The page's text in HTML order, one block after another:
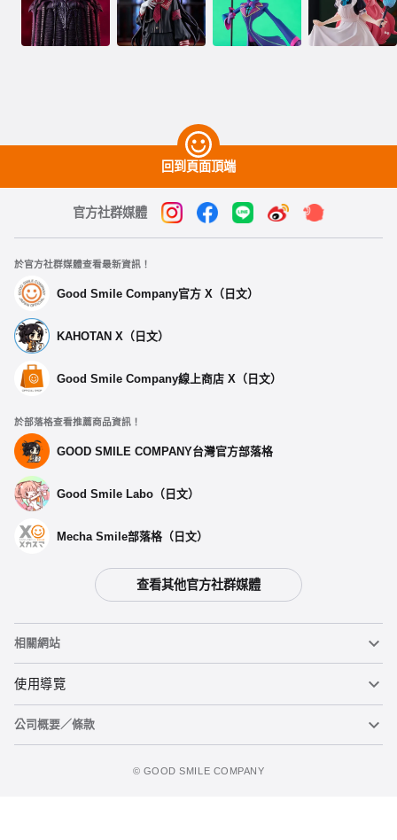
回到頁面頂端
官方社群媒體
於官方社群媒體查看最新資訊！
Good Smile Company官方 X（日文）
KAHOTAN X（日文）
Good Smile Company線上商店 X（日文）
於部落格查看推薦商品資訊！
GOOD SMILE COMPANY台灣官方部落格
Good Smile Labo（日文）
Mecha Smile部落格（日文）
查看其他官方社群媒體
相關網站
黏土人
黏土人臉部製造機（英文）
使用導覽
重要公告
公司概要／條款
©️ GOOD SMILE COMPANY